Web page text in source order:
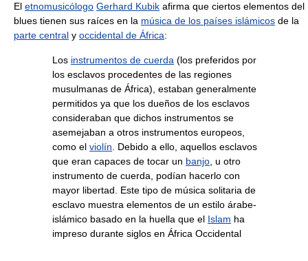
El etnomusicólogo Gerhard Kubik afirma que ciertos elementos del
blues tienen sus raíces en la música de los países islámicos de la
parte central y occidental de África:
Los instrumentos de cuerda (los preferidos por
los esclavos procedentes de las regiones
musulmanas de África), estaban generalmente
permitidos ya que los dueños de los esclavos
consideraban que dichos instrumentos se
asemejaban a otros instrumentos europeos,
como el violín. Debido a ello, aquellos esclavos
que eran capaces de tocar un banjo, u otro
instrumento de cuerda, podían hacerlo con
mayor libertad. Este tipo de música solitaria de
esclavo muestra elementos de un estilo árabe-
islámico basado en la huella que el Islam ha
impreso durante siglos en África Occidental